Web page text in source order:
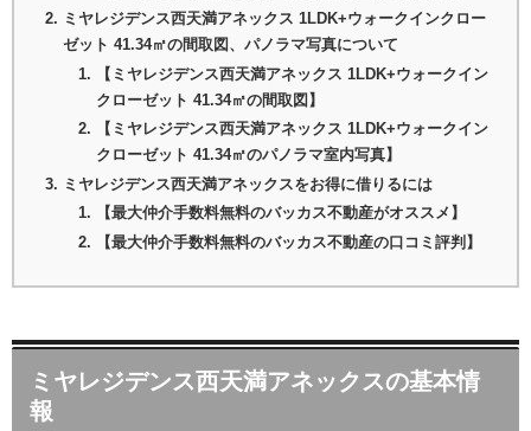
ミヤレジデンス西天満アネックス 1LDK+ウォークインクロー
ゼット 41.34㎡の間取図、パノラマ写真について
【ミヤレジデンス西天満アネックス 1LDK+ウォークイン
クローゼット 41.34㎡の間取図】
【ミヤレジデンス西天満アネックス 1LDK+ウォークイン
クローゼット 41.34㎡のパノラマ室内写真】
ミヤレジデンス西天満アネックスをお得に借りるには
【最大仲介手数料無料のバッカス不動産がオススメ】
【最大仲介手数料無料のバッカス不動産の口コミ評判】
ミヤレジデンス西天満アネックスの基本情
報